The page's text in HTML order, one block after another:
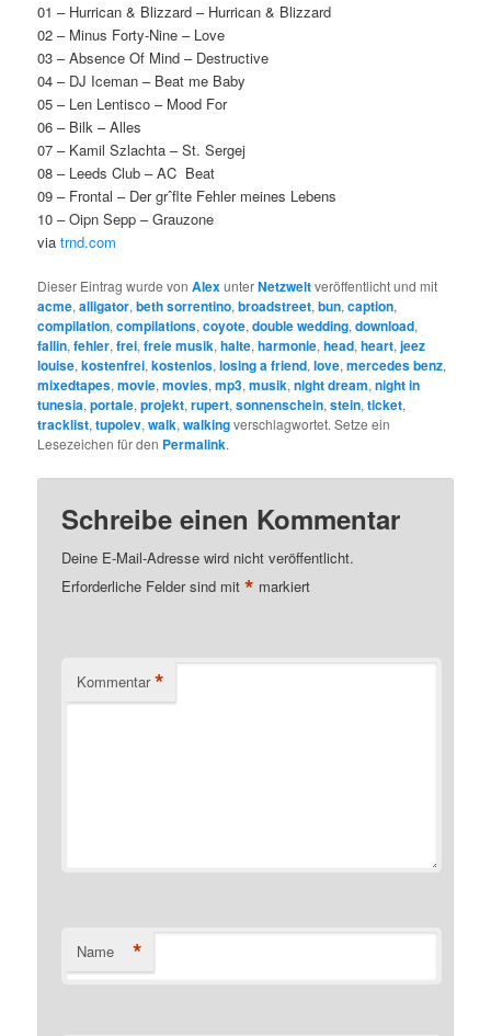
01 – Hurrican & Blizzard – Hurrican & Blizzard
02 – Minus Forty-Nine – Love
03 – Absence Of Mind – Destructive
04 – DJ Iceman – Beat me Baby
05 – Len Lentisco – Mood For
06 – Bilk – Alles
07 – Kamil Szlachta – St. Sergej
08 – Leeds Club – AC Beat
09 – Frontal – Der grˆﬂte Fehler meines Lebens
10 – Oipn Sepp – Grauzone
viatrnd.com
Dieser Eintrag wurde vonAlexunterNetzweltveröffentlicht und mit
acme,alligator,beth sorrentino,broadstreet,bun,caption,
compilation,compilations,coyote,double wedding,download,
fallin,fehler,frei,freie musik,halte,harmonie,head,heart,jeez
louise,kostenfrei,kostenlos,losing a friend,love,mercedes benz,
mixedtapes,movie,movies,mp3,musik,night dream,night in
tunesia,portale,projekt,rupert,sonnenschein,stein,ticket,
tracklist,tupolev,walk,walkingverschlagwortet. Setze ein
Lesezeichen für den Permalink.
Schreibe einen Kommentar
Deine E-Mail-Adresse wird nicht veröffentlicht.
Erforderliche Felder sind mit* markiert
Kommentar *
Name *